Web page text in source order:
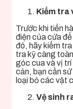
Kiểm tra
Trước khi tiến
điện của cửa
đó, hãy kiểm
tra kỹ càng
góc cua và vị trí
cản, bạn cần
loại bỏ các vật
Vệ sinh